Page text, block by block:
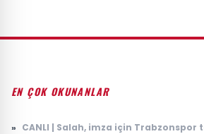
EN ÇOK OKUNANLAR
» CANLI | Salah, imza için Trabzonspor